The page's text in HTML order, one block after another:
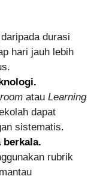
durasi
hari jauh lebih
atau Learning
dapat
sistematis.
berkala.
rubrik